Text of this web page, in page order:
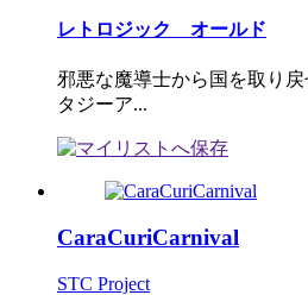
レトロジック オールド
邪悪な魔導士から国を取り
タジーア...
CaraCuriCarnival
STC Project